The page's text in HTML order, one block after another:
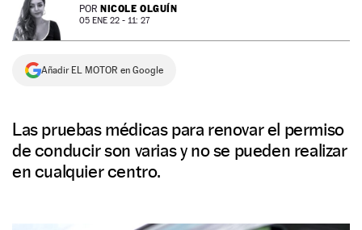
NEWSLETTER
SÍGUENOS
POR NICOLE OLGUÍN
05 ENE 22 - 11: 27
Añadir EL MOTOR en Google
Las pruebas médicas para renovar el permiso
de conducir son varias y no se pueden realizar
en cualquier centro.